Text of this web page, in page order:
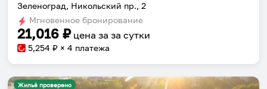
Зеленоград, Никольский пр., 2
Мгновенное бронирование
21,016 ₽ цена за за сутки
5,254 ₽ × 4 платежа
Жильё проверено